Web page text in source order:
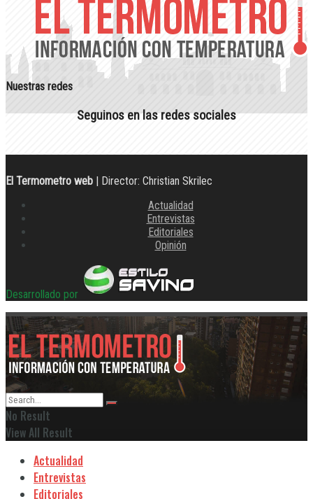
Nuestras redes
Seguinos en las redes sociales
El Termometro web | Director: Christian Skrilec
Actualidad
Entrevistas
Editoriales
Opinión
Desarrollado por
No Result
View All Result
Actualidad
Entrevistas
Editoriales